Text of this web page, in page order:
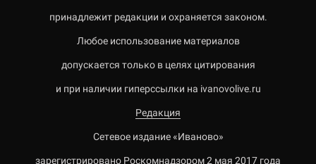
принадлежит редакции и охраняется законом.
Любое использование материалов
допускается только в целях цитирования
и при наличии гиперссылки на ivanovolive.ru
Редакция
Сетевое издание «Иваново»
зарегистрировано Роскомнадзором 2 мая 2017 года